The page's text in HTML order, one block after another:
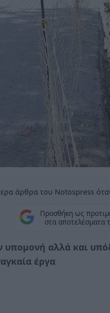
άρθρα του Notospress
Προσθήκη ως
στα αποτελέσματα
υπομονή αλλά και
έργα